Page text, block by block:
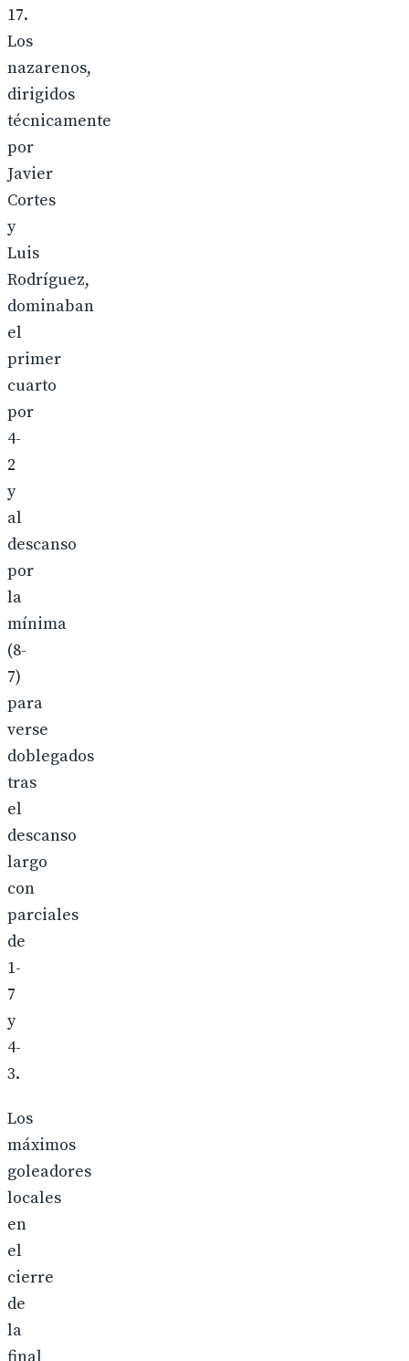
17.
Los
nazarenos,
dirigidos
técnicamente
por
Javier
Cortes
y
Luis
Rodríguez,
dominaban
el
primer
cuarto
por
4-
2
y
al
descanso
por
la
mínima
(8-
7)
para
verse
doblegados
tras
el
descanso
largo
con
parciales
de
1-
7
y
4-
3.
Los
máximos
goleadores
locales
en
el
cierre
de
la